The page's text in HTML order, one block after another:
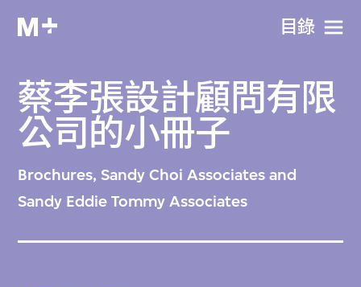
目​錄
蔡李張設計顧問有限
公司的小冊子
Brochures, Sandy Choi Associates and
Sandy Eddie Tommy Associates